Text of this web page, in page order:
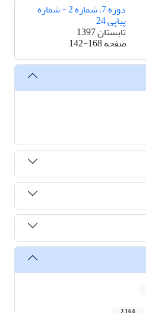
دوره 7، شماره 2 - شماره
پیاپی 24
تابستان 1397
صفحه142-168